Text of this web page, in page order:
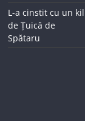
L-a cinstit cu un kil
de Țuică de
Spătaru